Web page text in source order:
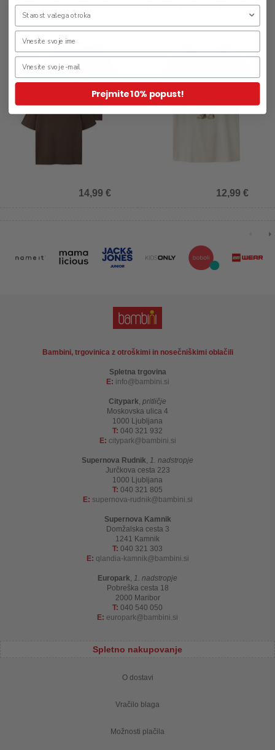
Otroška majica za fante Logan
14,99 €
Otroška majica za fante Legu
12,99 €
Bambini, trgovinica z otroškimi in nosečniškimi oblačili
Spletna trgovina
E: info bambini.si
Citypark, pritličje
Moskovska ulica 4
1000 Ljubljana
T: 040 321 932
E: citypark bambini.si
Supernova Rudnik, 1. nadstropje
Jurčkova cesta 223
1000 Ljubljana
T: 040 321 805
E: supernova-rudnik bambini.si
Supernova Kamnik
Domžalska cesta 3
1241 Kamnik
T: 040 321 303
E: qlandia-kamnik bambini.si
Europark, 1. nadstropje
Pobreška cesta 18
2000 Maribor
T: 040 540 050
E: europark bambini.si
Spletno nakupovanje
O dostavi
Vračilo blaga
Možnosti plačila
Prejmite 10% popust!